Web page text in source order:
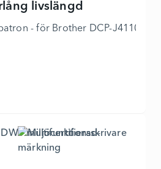
livslängd
- för Brother DCP-J4110DW
- Superlång livslängd -